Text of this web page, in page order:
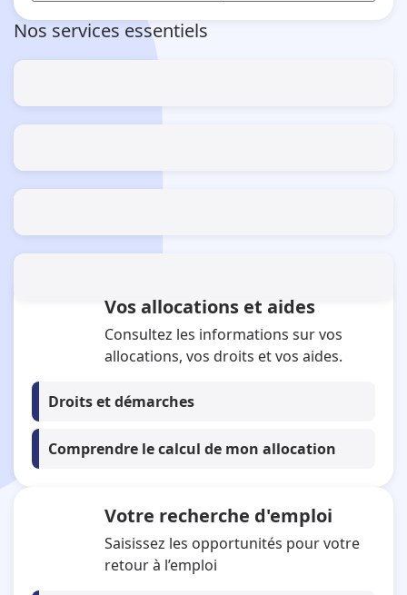
Nos services essentiels
Le guide des simulateurs
Comme demandeur d'emploi
du 28/07/2026 au 15/08/2026
Se connecter à mon espace personnel
Tous mes services en ligne
Vos allocations et aides
Consultez les informations sur vos
allocations, vos droits et vos aides.
Droits et démarches
Comprendre le calcul de mon allocation
Votre recherche d'emploi
Saisissez les opportunités pour votre
retour à l’emploi